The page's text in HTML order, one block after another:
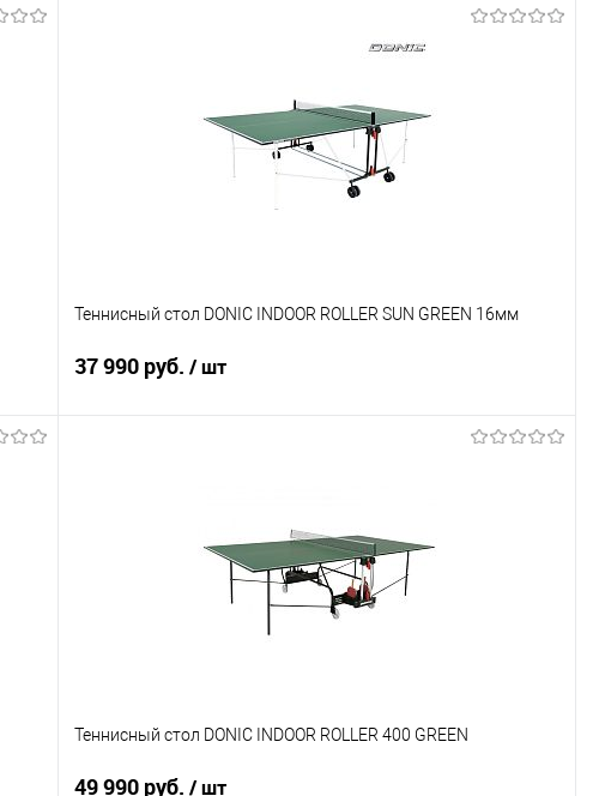
Теннисный стол DONIC INDOOR ROLLER SUN GREEN 16мм
37 990 руб. / шт
Купить в 1 клик
К сравнению
Под заказ
Теннисный стол DONIC INDOOR ROLLER 400 GREEN
49 990 руб. / шт